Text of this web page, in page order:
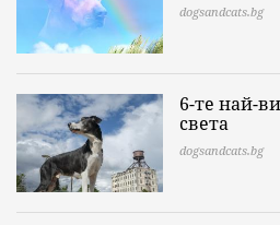
dogsandcats.bg
6-те най-
света
dogsandcats.bg